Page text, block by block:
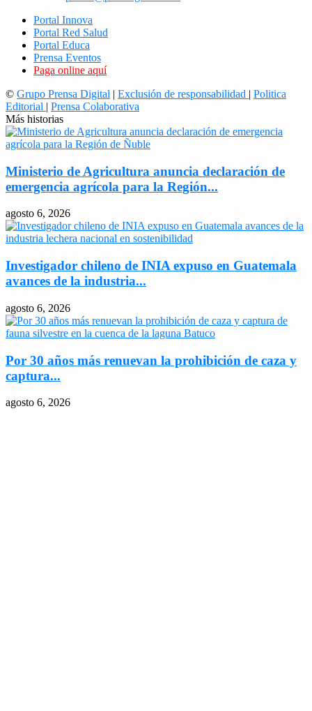
Portal Innova
Portal Red Salud
Portal Educa
Prensa Eventos
Paga online aquí
© Grupo Prensa Digital | Exclusión de responsabilidad | Politica
Editorial | Prensa Colaborativa
Más historias
Ministerio de Agricultura anuncia declaración de
emergencia agrícola para la Región...
agosto 6, 2026
Investigador chileno de INIA expuso en Guatemala
avances de la industria...
agosto 6, 2026
Por 30 años más renuevan la prohibición de caza y
captura...
agosto 6, 2026